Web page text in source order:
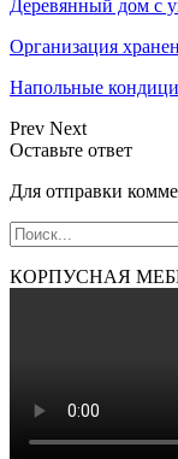
Деревянный дом с
Организация
Напольные
Prev Next
Оставьте ответ
Для отправки
КОРПУСНАЯ